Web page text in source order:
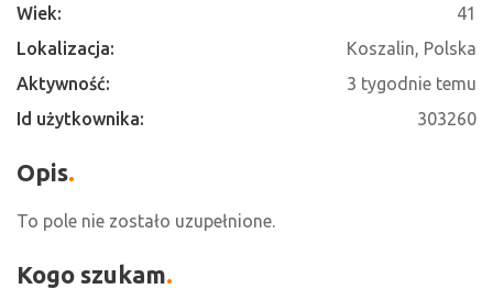
Wiek:
41
Lokalizacja:
Koszalin, Polska
Aktywność:
3 tygodnie temu
Id użytkownika:
303260
Opis
To pole nie zostało uzupełnione.
Kogo szukam